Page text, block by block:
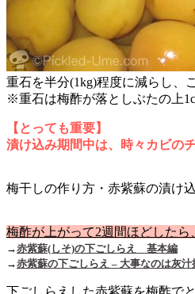
重石を半分(1kg)程度に減らし、
※重石は梅酢が落としぶたの上
【とっても重要】
漬け込み期間中は、時々カビの
梅干しの作り方・赤紫蘇の漬け
梅酢が上がって2週間ほどした
→赤紫蘇(しそ)の下ごしらえ 基本編
→赤紫蘇の下ごしらえ – 大事なのは灰汁